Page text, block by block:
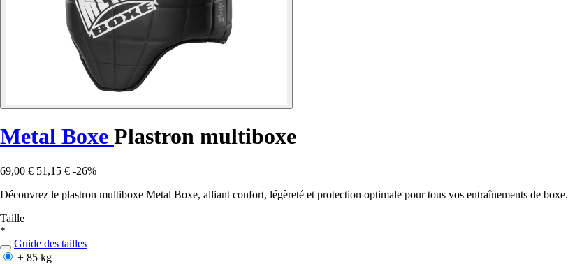
Metal Boxe Plastron multiboxe
69,00 € 51,15 € -26%
Découvrez le plastron multiboxe Metal Boxe, alliant confort, légèreté et protection optimale pour tous vos entraînements de boxe.
Taille
*
Guide des tailles
+ 85 kg